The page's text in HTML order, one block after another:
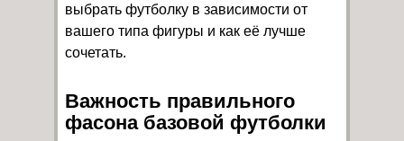
выбрать футболку в зависимости от
вашего типа фигуры и как её лучше
сочетать.
Важность правильного
фасона базовой футболки